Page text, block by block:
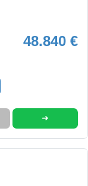
48.840 €
➜